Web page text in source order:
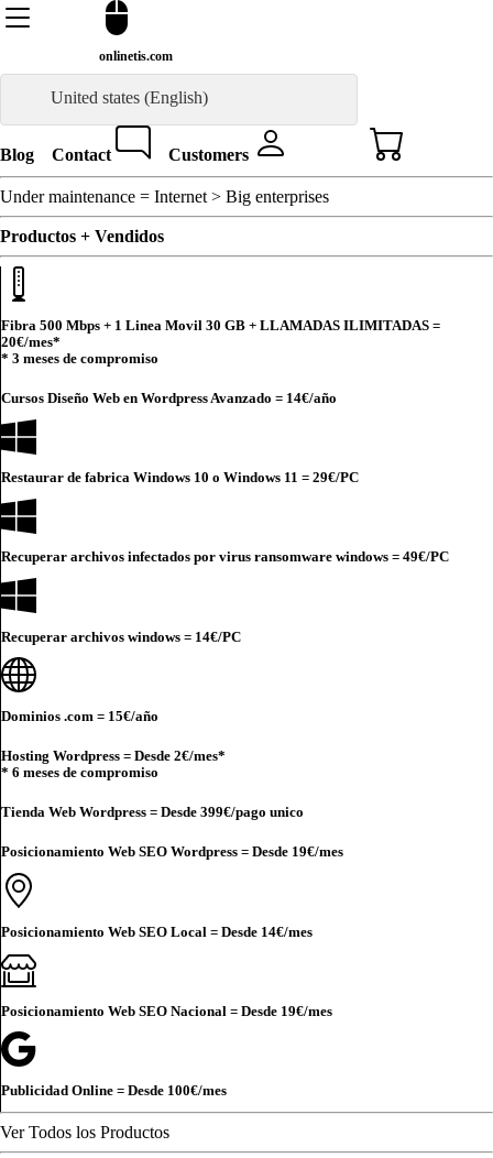
onlinetis.com
United states (English)
Blog Contact Customers
Under maintenance = Internet > Big enterprises
Productos + Vendidos
Fibra 500 Mbps + 1 Linea Movil 30 GB + LLAMADAS ILIMITADAS =
20€/mes*
* 3 meses de compromiso
Cursos Diseño Web en Wordpress Avanzado = 14€/año
Restaurar de fabrica Windows 10 o Windows 11 = 29€/PC
Recuperar archivos infectados por virus ransomware windows = 49€/PC
Recuperar archivos windows = 14€/PC
Dominios .com = 15€/año
Hosting Wordpress = Desde 2€/mes*
* 6 meses de compromiso
Tienda Web Wordpress = Desde 399€/pago unico
Posicionamiento Web SEO Wordpress = Desde 19€/mes
Posicionamiento Web SEO Local = Desde 14€/mes
Posicionamiento Web SEO Nacional = Desde 19€/mes
Publicidad Online = Desde 100€/mes
Ver Todos los Productos